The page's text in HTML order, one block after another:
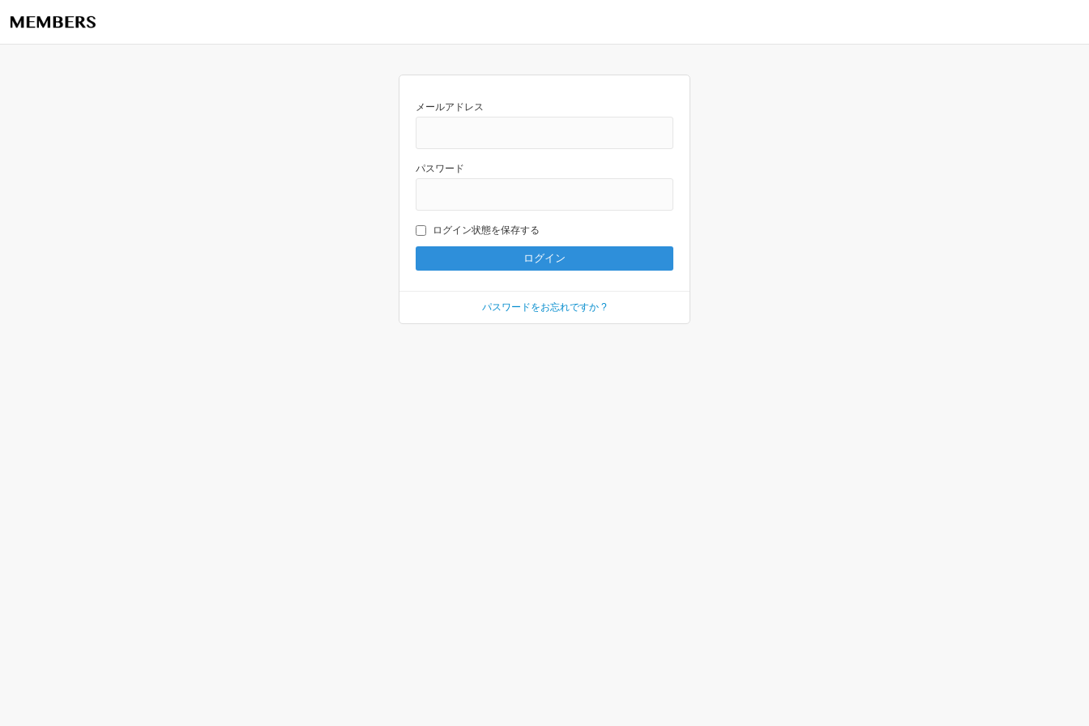
メールアドレス
パスワード
ログイン状態を保存する
パスワードをお忘れですか ?